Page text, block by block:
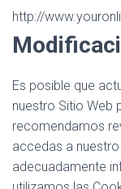
http://
Es posible que
nuestro Sitio Web
recomendamos
accedas a
adecuadamente